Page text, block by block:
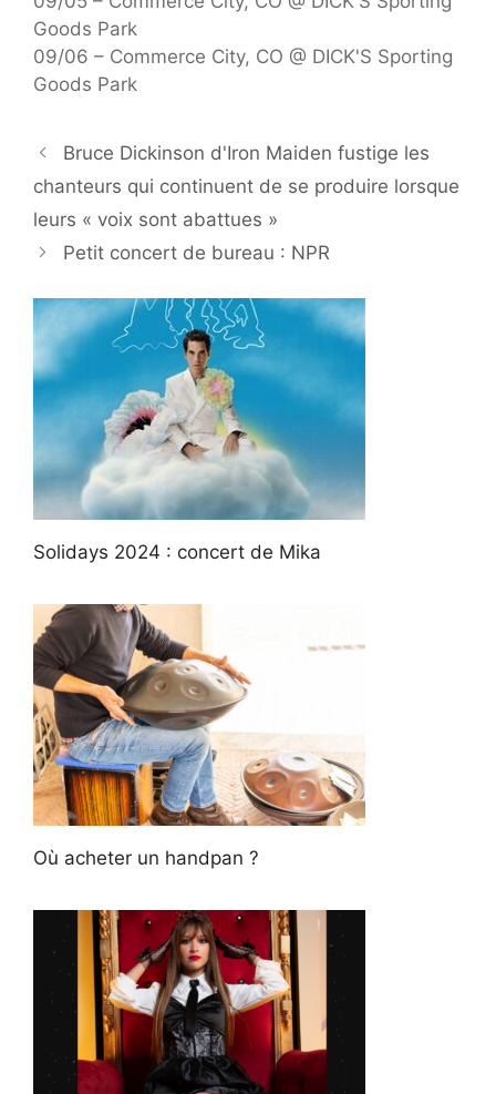
Goods Park
09/06 – Commerce City, CO @ DICK'S Sporting
Goods Park
Bruce Dickinson d'Iron Maiden fustige les
chanteurs qui continuent de se produire lorsque
leurs « voix sont abattues »
Petit concert de bureau : NPR
Solidays 2024 : concert de Mika
Où acheter un handpan ?